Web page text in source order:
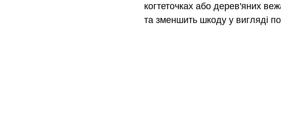
когтеточках або дерев'яних
та зменшить шкоду у вигляді